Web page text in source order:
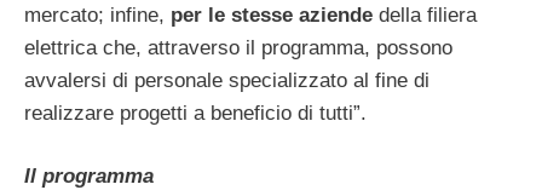
mercato; infine, per le stesse aziende della filiera
elettrica che, attraverso il programma, possono
avvalersi di personale specializzato al fine di
realizzare progetti a beneficio di tutti”.
Il programma